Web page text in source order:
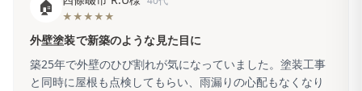
🏠
★★★★★
外壁塗装で新築のような見た目に
築25年で外壁のひび割れが気になっていました。塗装工事
と同時に屋根も点検してもらい、雨漏りの心配もなくなり